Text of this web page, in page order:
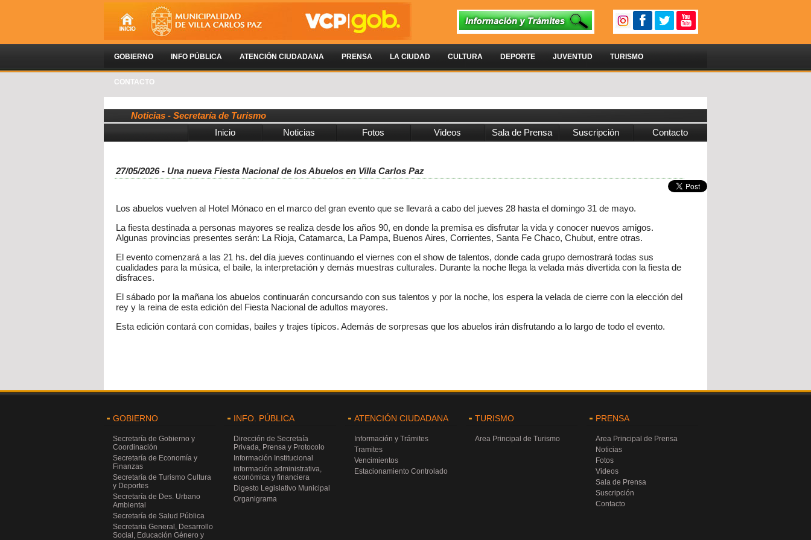
GOBIERNO INFO PÚBLICA ATENCIÓN CIUDADANA PRENSA LA CIUDAD CULTURA DEPORTE JUVENTUD TURISMO
CONTACTO
Noticias - Secretaría de Turismo
Inicio
Noticias Fotos Videos Sala de Prensa Suscripción Contacto
27/05/2026 - Una nueva Fiesta Nacional de los Abuelos en Villa Carlos Paz
Los abuelos vuelven al Hotel Mónaco en el marco del gran evento que se llevará a cabo del jueves 28 hasta el domingo 31 de mayo.
La fiesta destinada a personas mayores se realiza desde los años 90, en donde la premisa es disfrutar la vida y conocer nuevos amigos.
Algunas provincias presentes serán: La Rioja, Catamarca, La Pampa, Buenos Aires, Corrientes, Santa Fe Chaco, Chubut, entre otras.
El evento comenzará a las 21 hs. del día jueves continuando el viernes con el show de talentos, donde cada grupo demostrará todas sus
cualidades para la música, el baile, la interpretación y demás muestras culturales. Durante la noche llega la velada más divertida con la fiesta de
disfraces.
El sábado por la mañana los abuelos continuarán concursando con sus talentos y por la noche, los espera la velada de cierre con la elección del
rey y la reina de esta edición del Fiesta Nacional de adultos mayores.
Esta edición contará con comidas, bailes y trajes típicos. Además de sorpresas que los abuelos irán disfrutando a lo largo de todo el evento.
GOBIERNO
Secretaría de Gobierno y
Coordinación
Secretaría de Economía y
Finanzas
Secretaría de Turismo Cultura
y Deportes
Secretaría de Des. Urbano
Ambiental
Secretaría de Salud Pública
Secretaria General, Desarrollo
Social, Educación Género y
INFO. PÚBLICA
Dirección de Secretaía
Privada, Prensa y Protocolo
Información Institucional
información administrativa,
económica y financiera
Digesto Legislativo Municipal
Organigrama
ATENCIÓN CIUDADANA
Información y Trámites
Tramites
Vencimientos
Estacionamiento Controlado
TURISMO
Area Principal de Turismo
PRENSA
Area Principal de Prensa
Noticias
Fotos
Videos
Sala de Prensa
Suscripción
Contacto